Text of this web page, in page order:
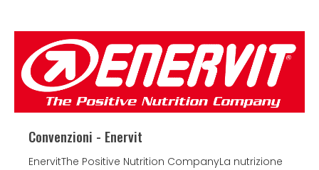
Convenzioni - Enervit
EnervitThe Positive Nutrition CompanyLa nutrizione